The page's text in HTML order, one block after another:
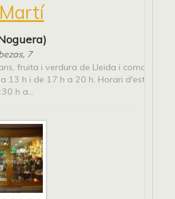
7
fruita i verdura de Lleida i comarca.
13 h i de 17 h a 20 h. Horari d'estiu de 9
h a...